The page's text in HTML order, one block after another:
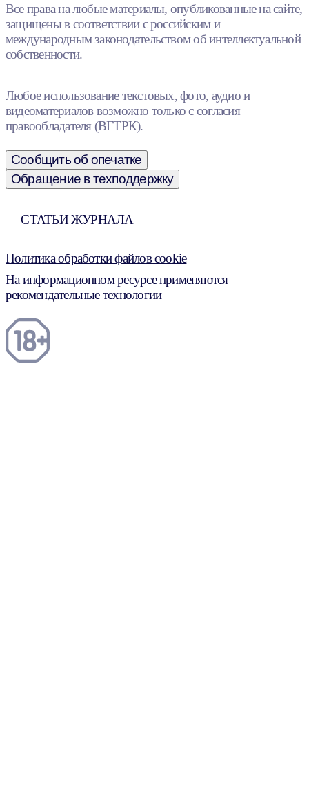
Все права на любые материалы, опубликованные на сайте,
защищены в соответствии с российским и
международным законодательством об интеллектуальной
собственности.
Любое использование текстовых, фото, аудио и
видеоматериалов возможно только с согласия
правообладателя (ВГТРК).
Сообщить об опечатке
Обращение в техподдержку
СТАТЬИ ЖУРНАЛА
Политика обработки файлов cookie
На информационном ресурсе применяются
рекомендательные технологии